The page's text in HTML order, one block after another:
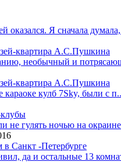
оказался. Я сначала
квартира А.С.Пушкина
необычный и
квартира А.С.Пушкина
караоке кулб 7Sky, были с
не гулять ночью на
в Санкт -Петербурге
да и остальные 13